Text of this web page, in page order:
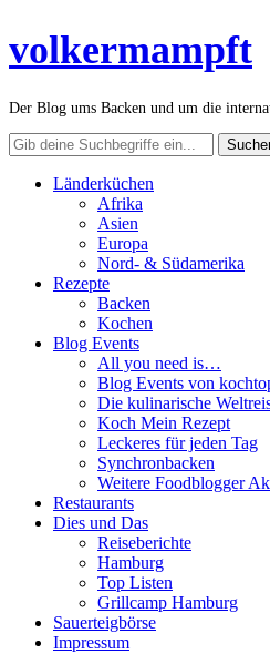
volkermampft
Der Blog ums Backen und um die
Länderküchen
Afrika
Asien
Europa
Nord- & Südamerika
Rezepte
Backen
Kochen
Blog Events
All you need is…
Blog Events von
Die kulinarische
Koch Mein Rezept
Leckeres für jeden Tag
Synchronbacken
Weitere Foodblogger
Restaurants
Dies und Das
Reiseberichte
Hamburg
Top Listen
Grillcamp Hamburg
Sauerteigbörse
Impressum